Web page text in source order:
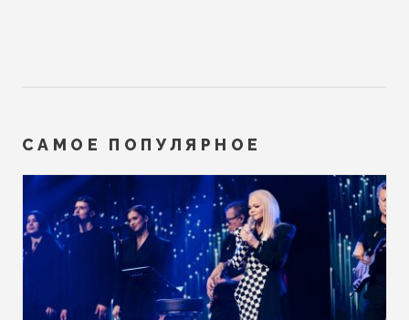
САМОЕ ПОПУЛЯРНОЕ